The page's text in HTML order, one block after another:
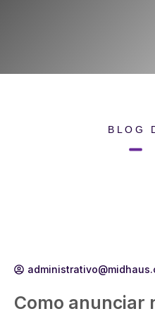
BLOG
Como anunciar